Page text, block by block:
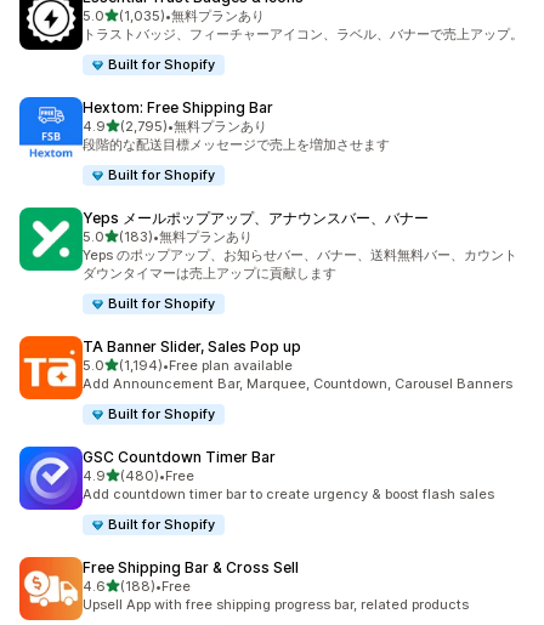
5.05つ星中
(1,035)
合計レビュー数：1035件
•無料プランあり
トラストバッジ、フィーチャーアイコン、ラベル、バナーで売上アップ。
Built for Shopify
Hextom: Free Shipping Bar
4.95つ星中
(2,795)
合計レビュー数：2795件
•無料プランあり
段階的な配送目標メッセージで売上を増加させます
Built for Shopify
Yeps メールポップアップ、アナウンスバー、バナー
5.05つ星中
(183)
合計レビュー数：183件
•無料プランあり
Yeps のポップアップ、お知らせバー、バナー、送料無料バー、カウント
ダウンタイマーは売上アップに貢献します
Built for Shopify
TA Banner Slider, Sales Pop up
5.05つ星中
(1,194)
合計レビュー数：1194件
•Free plan available
Add Announcement Bar, Marquee, Countdown, Carousel Banners
Built for Shopify
GSC Countdown Timer Bar
4.95つ星中
(480)
合計レビュー数：480件
•Free
Add countdown timer bar to create urgency & boost flash sales
Built for Shopify
Free Shipping Bar & Cross Sell
4.65つ星中
(188)
合計レビュー数：188件
•Free
Upsell App with free shipping progress bar, related products